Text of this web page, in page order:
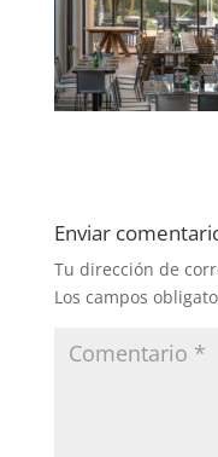
Enviar
Tu dirección de
Los campos